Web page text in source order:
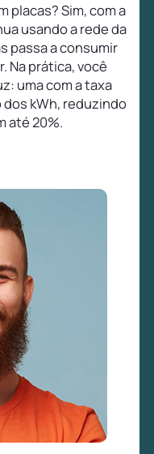
placas? Sim, com a
usando a rede da
passa a consumir
Na prática, você
uma com a taxa
kWh, reduzindo
até 20%.